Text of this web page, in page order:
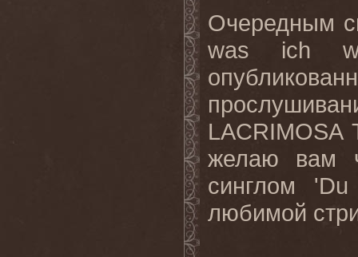
Очередным
was ich
желаю вам
синглом
любимой